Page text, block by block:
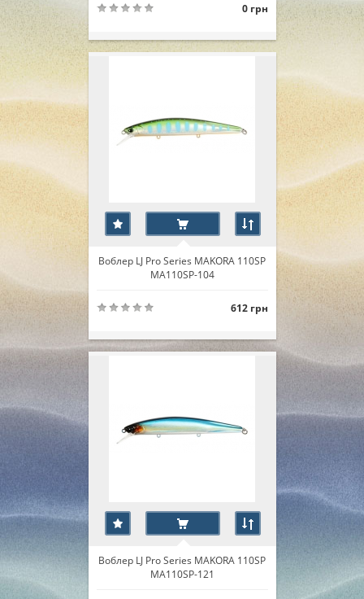
0 грн
Воблер LJ Pro Series MAKORA 110SP
MA110SP-104
612 грн
Воблер LJ Pro Series MAKORA 110SP
MA110SP-121